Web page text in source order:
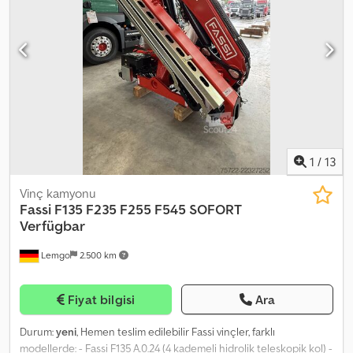
uzatılabilen çift mafsallı kol sistemi - 5. ve 6. kademe için manuel
uzatmalar, ek ücret karşılığında temin edilebilir (her vinç için ayrı
olarak sipariş verilebilir) - Fassi F545 modelinde = Halat vinci için
hazırlık dahildir (V30 halat vinci her zaman tam olarak sonradan
takılabilir) Bireysel finansman, finansman ortaklarımızdan biri
aracılığıyla mümkündür. Bu, bağlayıcı olmayan bir tekliftir. Önceden
satış, hatalar ve değişiklikler saklıdır. Dodszln T Hepfx Ac Iock =
Daha fazla bilgi = Fiyat: Talep üzerine.
1 / 13
Lemgo 2.500 km
Vinç kamyonu
Fassi F135 F235 F255 F545 SOFORT
Verfügbar
Fiyat bilgisi Ara
Durum:yeni, Hemen teslim edilebilir Fassi vinçler, farklı
modellerde: - Fassi F135 A.0.24 (4 kademeli hidrolik teleskopik kol) -